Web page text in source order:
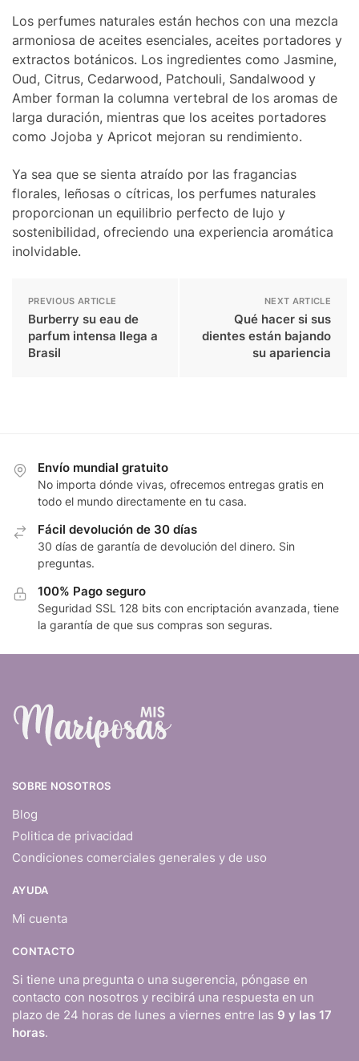
Los perfumes naturales están hechos con una mezcla
armoniosa de aceites esenciales, aceites portadores y
extractos botánicos. Los ingredientes como Jasmine,
Oud, Citrus, Cedarwood, Patchouli, Sandalwood y
Amber forman la columna vertebral de los aromas de
larga duración, mientras que los aceites portadores
como Jojoba y Apricot mejoran su rendimiento.
Ya sea que se sienta atraído por las fragancias
florales, leñosas o cítricas, los perfumes naturales
proporcionan un equilibrio perfecto de lujo y
sostenibilidad, ofreciendo una experiencia aromática
inolvidable.
PREVIOUS ARTICLE
Burberry su eau de
parfum intensa llega a
Brasil
NEXT ARTICLE
Qué hacer si sus
dientes están bajando
su apariencia
Envío mundial gratuito
No importa dónde vivas, ofrecemos entregas gratis en
todo el mundo directamente en tu casa.
Fácil devolución de 30 días
30 días de garantía de devolución del dinero. Sin
preguntas.
100% Pago seguro
Seguridad SSL 128 bits con encriptación avanzada, tiene
la garantía de que sus compras son seguras.
SOBRE NOSOTROS
Blog
Politica de privacidad
Condiciones comerciales generales y de uso
AYUDA
Mi cuenta
CONTACTO
Si tiene una pregunta o una sugerencia, póngase en
contacto con nosotros y recibirá una respuesta en un
plazo de 24 horas de lunes a viernes entre las 9 y las 17
horas.